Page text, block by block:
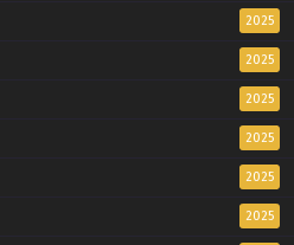
2025
2025
2025
2025
2025
2025